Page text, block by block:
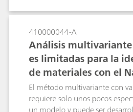
muestra, y el resultado tiende
irreproducible para una
La alta densidad de potencia
ocasionar que las muestras se
quemen. El adaptador de
por sus siglas en inglés) para
Raman de mano de B&W Tek,
muestreo mucho mayor de
diámetro, está diseñado para
410000044-A
Análisis
es limitadas para la
de materiales con el
64
El método multivariante con
requiere solo unos pocos